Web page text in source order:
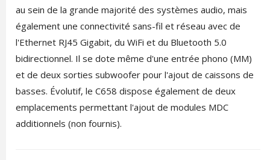
au sein de la grande majorité des systèmes audio, mais
également une connectivité sans-fil et réseau avec de
l'Ethernet RJ45 Gigabit, du WiFi et du Bluetooth 5.0
bidirectionnel. Il se dote même d'une entrée phono (MM)
et de deux sorties subwoofer pour l'ajout de caissons de
basses. Évolutif, le C658 dispose également de deux
emplacements permettant l'ajout de modules MDC
additionnels (non fournis).